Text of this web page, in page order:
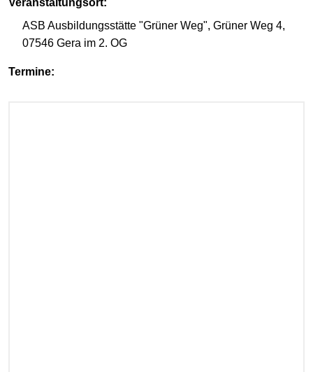
Veranstaltungsort:
ASB Ausbildungsstätte "Grüner Weg", Grüner Weg 4,
07546 Gera im 2. OG
Termine: